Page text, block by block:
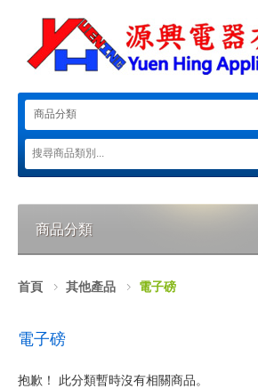
商品分類
商品分類
首頁 其他產品 電子磅
電子磅
抱歉！ 此分類暫時沒有相關商品。